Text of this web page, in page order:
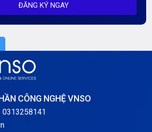
(Máy chủ riêng)
ĐĂNG KÝ NGAY
CÔNG NGHỆ VNSO